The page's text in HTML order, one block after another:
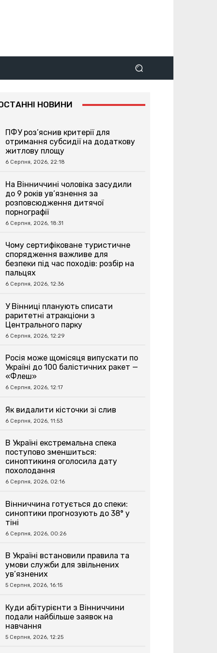
НОВИНИ
ПФУ роз’яснив критерії для
отримання субсидії на додаткову
житлову площу
6 Серпня, 2026, 22:18
На Вінниччині чоловіка засудили
до 9 років ув’язнення за
розповсюдження дитячої
порнографії
6 Серпня, 2026, 18:31
Чому сертифіковане туристичне
спорядження важливе для
безпеки під час походів: розбір на
пальцях
6 Серпня, 2026, 12:36
У Вінниці планують списати
раритетні атракціони з
Центрального парку
6 Серпня, 2026, 12:29
Росія може щомісяця випускати по
Україні до 100 балістичних ракет —
«Флеш»
6 Серпня, 2026, 12:17
Як видалити кісточки зі слив
6 Серпня, 2026, 11:53
В Україні екстремальна спека
поступово зменшиться:
синоптикиня оголосила дату
похолодання
6 Серпня, 2026, 02:16
Вінниччина готується до спеки:
синоптики прогнозують до 38° у
тіні
6 Серпня, 2026, 00:26
В Україні встановили правила та
умови служби для звільнених
ув’язнених
5 Серпня, 2026, 16:15
Куди абітурієнти з Вінниччини
подали найбільше заявок на
навчання
5 Серпня, 2026, 12:25